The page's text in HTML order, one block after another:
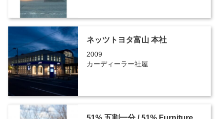
ネッツトヨタ富山 本社
2009
カーディーラー社屋